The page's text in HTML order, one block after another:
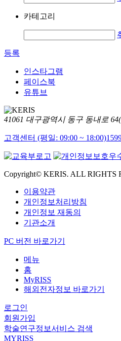
카테고리
등록
인스타그램
페이스북
유튜브
41061 대구광역시 동구 동내로
고객센터 (평일: 09:00 ~ 18:00)
Copyright© KERIS. ALL RIGHTS
이용약관
개인정보처리방침
개인정보 재동의
기관소개
PC 버전 바로가기
메뉴
홈
MyRISS
해외전자정보 바로가기
로그인
회원가입
학술연구정보서비스 검색
MYRISS